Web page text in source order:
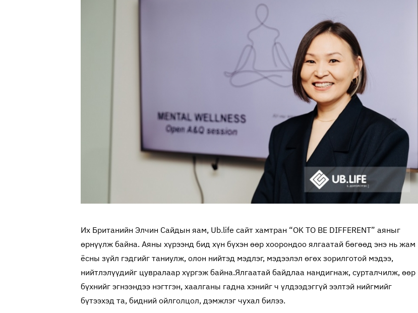
Их Британийн Элчин Сайдын яам, Ub.life сайт хамтран “OK TO BE DIFFERENT” аяныг
өрнүүлж байна. Аяны хүрээнд бид хүн бүхэн өөр хоорондоо ялгаатай бөгөөд энэ нь жам
ёсны зүйл гэдгийг таниулж, олон нийтэд мэдлэг, мэдээлэл өгөх зорилготой мэдээ,
нийтлэлүүдийг цувралаар хүргэж байна.Ялгаатай байдлаа нандигнаж, сурталчилж, өөр
бүхнийг эгнээндээ нэгтгэн, хаалганы гадна хэнийг ч үлдээдэггүй ээлтэй нийгмийг
бүтээхэд та, бидний ойлголцол, дэмжлэг чухал билээ.